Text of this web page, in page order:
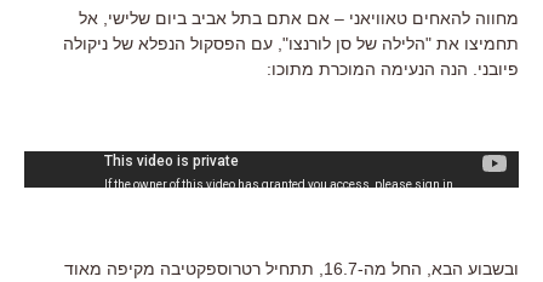
מחווה להאחים טאוויאני – אם אתם בתל אביב ביום שלישי, אל
תחמיצו את "הלילה של סן לורנצו", עם הפסקול הנפלא של ניקולה
פיובני. הנה הנעימה המוכרת מתוכו:
ובשבוע הבא, החל מה-16.7, תתחיל רטרוספקטיבה מקיפה מאוד